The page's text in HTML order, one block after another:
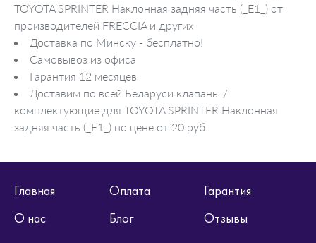
TOYOTA SPRINTER Наклонная задняя часть (_E1_) от
производителей FRECCIA и других
Доставка по Минску - бесплатно!
Самовывоз из офиса
Гарантия 12 месяцев
Доставим по всей Беларуси клапаны /
комплектующие для TOYOTA SPRINTER Наклонная
задняя часть (_E1_) по цене от 20 руб.
Главная Оплата
Гарантия
О нас
Блог Отзывы